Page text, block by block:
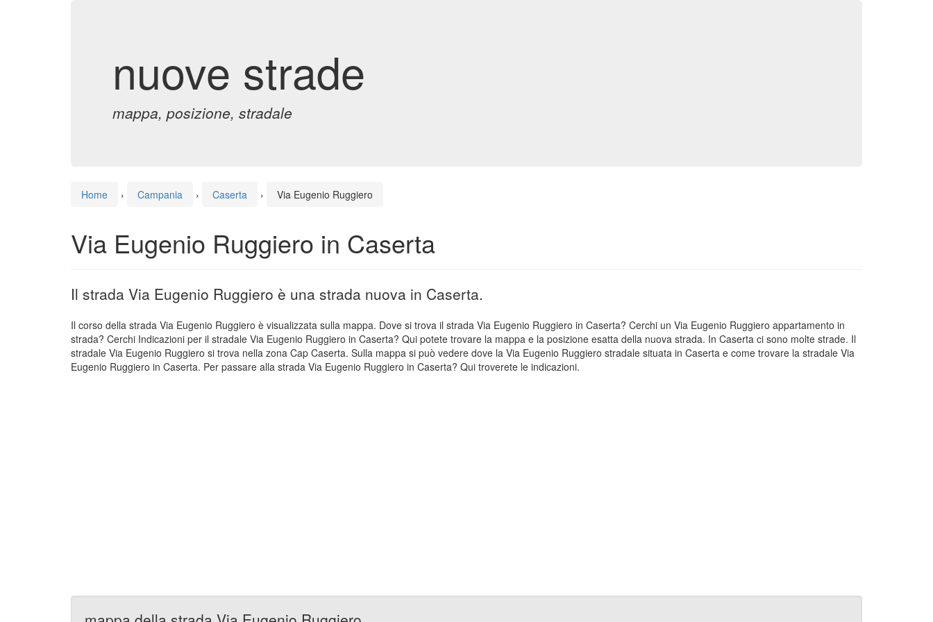
nuove strade
mappa, posizione, stradale
Home › Campania › Caserta › Via Eugenio Ruggiero
Via Eugenio Ruggiero in Caserta
Il strada Via Eugenio Ruggiero è una strada nuova in Caserta.
Il corso della strada Via Eugenio Ruggiero è visualizzata sulla mappa. Dove si trova il strada Via Eugenio Ruggiero in Caserta? Cerchi un Via Eugenio Ruggiero appartamento in
strada? Cerchi Indicazioni per il stradale Via Eugenio Ruggiero in Caserta? Qui potete trovare la mappa e la posizione esatta della nuova strada. In Caserta ci sono molte strade. Il
stradale Via Eugenio Ruggiero si trova nella zona Cap Caserta. Sulla mappa si può vedere dove la Via Eugenio Ruggiero stradale situata in Caserta e come trovare la stradale Via
Eugenio Ruggiero in Caserta. Per passare alla strada Via Eugenio Ruggiero in Caserta? Qui troverete le indicazioni.